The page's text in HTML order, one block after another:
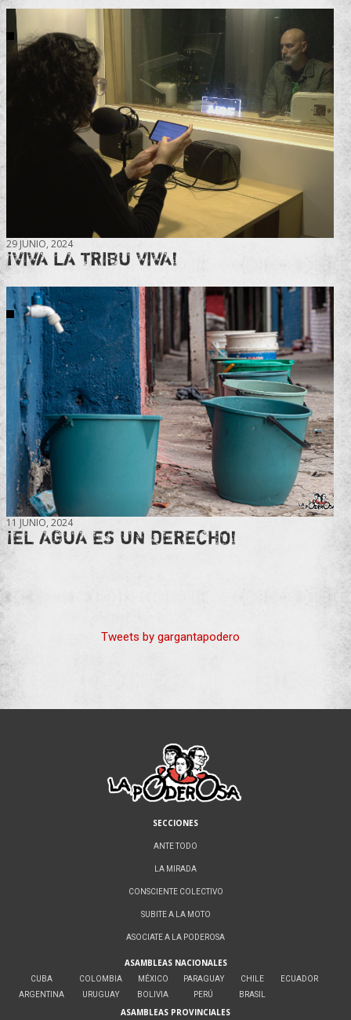
29 JUNIO, 2024
¡VIVA LA TRIBU VIVA!
11 JUNIO, 2024
¡EL AGUA ES UN DERECHO!
Tweets by gargantapodero
SECCIONES
ANTE TODO
LA MIRADA
CONSCIENTE COLECTIVO
SUBITE A LA MOTO
ASOCIATE A LA PODEROSA
ASAMBLEAS NACIONALES
CUBA
ARGENTINA
COLOMBIA
URUGUAY
MÉXICO
BOLIVIA
PARAGUAY
PERÚ
CHILE
BRASIL
ECUADOR
ASAMBLEAS PROVINCIALES